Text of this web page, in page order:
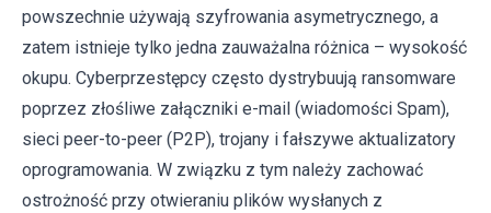
powszechnie używają szyfrowania asymetrycznego, a
zatem istnieje tylko jedna zauważalna różnica – wysokość
okupu. Cyberprzestępcy często dystrybuują ransomware
poprzez złośliwe załączniki e-mail (wiadomości Spam),
sieci peer-to-peer (P2P), trojany i fałszywe aktualizatory
oprogramowania. W związku z tym należy zachować
ostrożność przy otwieraniu plików wysłanych z